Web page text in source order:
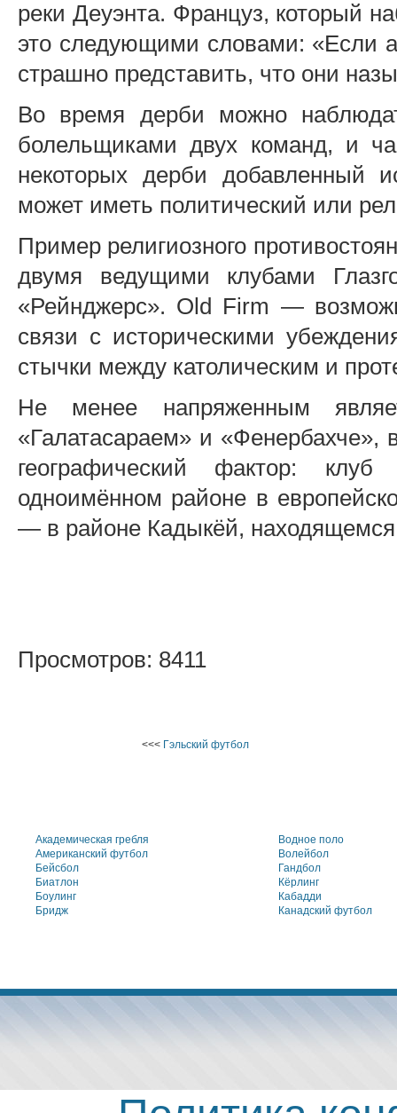
реки Деуэнта. Француз, который
это следующими словами: «Если
страшно представить, что они
Во время дерби можно
болельщиками двух команд, и
некоторых дерби добавленный
может иметь политический или
Пример религиозного
двумя ведущими клубами
«Рейнджерс». Old Firm —
связи с историческими
стычки между католическим и
Не менее напряженным
«Галатасараем» и «Фенербахче»,
географический фактор:
одноимённом районе в
— в районе Кадыкёй, находящемся
Просмотров: 8411
<<< Гэльский футбол
Академическая гребля
Американский футбол
Бейсбол
Биатлон
Боулинг
Бридж
Водное поло
Волейбол
Гандбол
Кёрлинг
Кабадди
Канадский футбол